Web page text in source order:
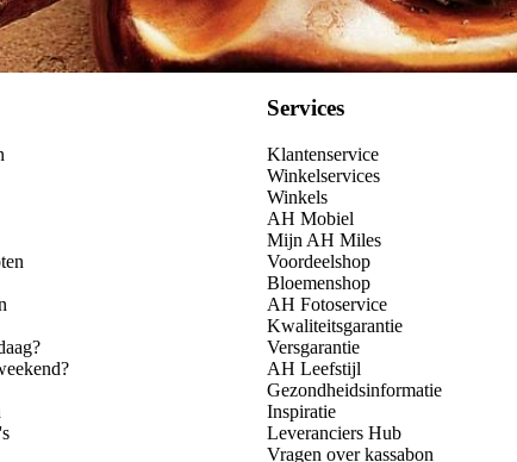
Services
Klantenservice
Winkelservices
Winkels
AH Mobiel
Mijn AH Miles
Voordeelshop
Bloemenshop
AH Fotoservice
Kwaliteitsgarantie
Versgarantie
AH Leefstijl
Gezondheidsinformatie
Inspiratie
Leveranciers Hub
Vragen over kassabon